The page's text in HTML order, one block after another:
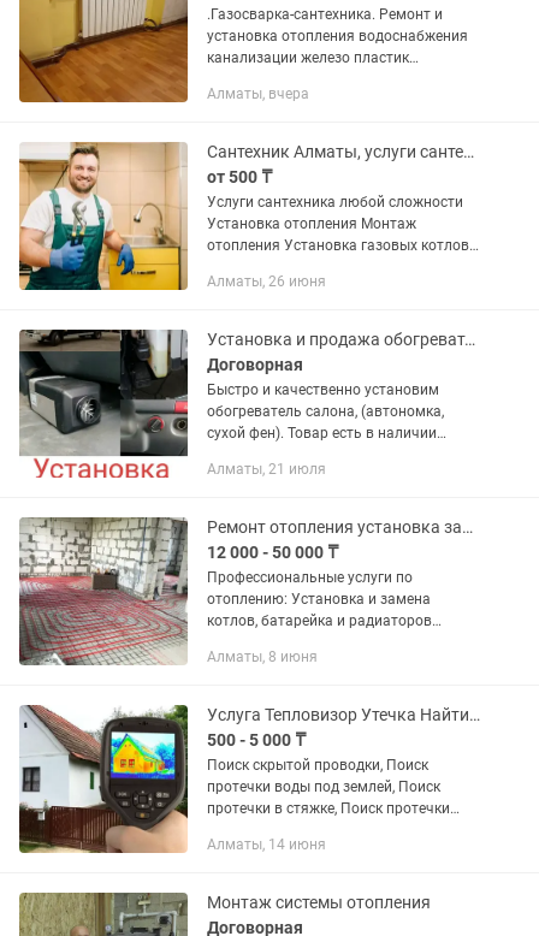
.Газосварка-сантехника. Ремонт и
установка отопления водоснабжения
канализации железо пластик
автономное отопление элеватора
Документы. А...
Алматы, вчера
Сантехник Алматы, услуги сантехника, вызов сантехника
от 500 ₸
Услуги сантехника любой сложности
Установка отопления Монтаж
отопления Установка газовых котлов
отопление Установка смесителей,
Алматы, 26 июня
Установка и продажа обогревателя салона, автономка, сухой фен 12/24В.
Договорная
Быстро и качественно установим
обогреватель салона, (автономка,
сухой фен). Товар есть в наличии
электромобили. Установка
Алматы, 21 июля
Ремонт отопления установка замена котлов печек
12 000 - 50 000 ₸
Профессиональные услуги по
отоплению: Установка и замена
котлов, батарейка и радиаторов
Обслуживание и наладка системы
работы более 5...
Алматы, 8 июня
Услуга Тепловизор Утечка Найти Утечек
500 - 5 000 ₸
Поиск скрытой проводки, Поиск
протечки воды под землей, Поиск
протечки в стяжке, Поиск протечки
Поиск протечки в стене, Поиск
Алматы, 14 июня
Монтаж системы отопления
Договорная